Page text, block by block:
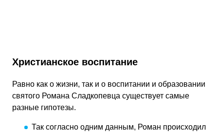
Христианское воспитание
Равно как о жизни, так и о воспитании и образовании
святого Романа Сладкопевца существует самые
разные гипотезы.
Так согласно одним данным, Роман происходил